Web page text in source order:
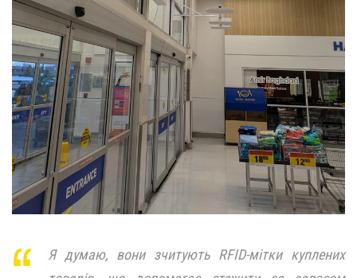
Я думаю, вони зчитують RFID-мітки куплених